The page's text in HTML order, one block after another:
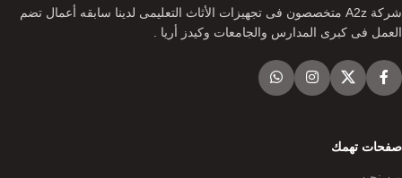
شركة A2z متخصصون فى تجهيزات الأثاث التعليمى لدينا سابقه أعمال تضم
العمل فى كبرى المدارس والجامعات وكيدز أريا .
صفحات تهمك